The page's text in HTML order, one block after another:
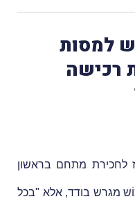
יש למסות
רכישה
לחכירת מתחם בראשון
מגרש בודד, אלא "בכל